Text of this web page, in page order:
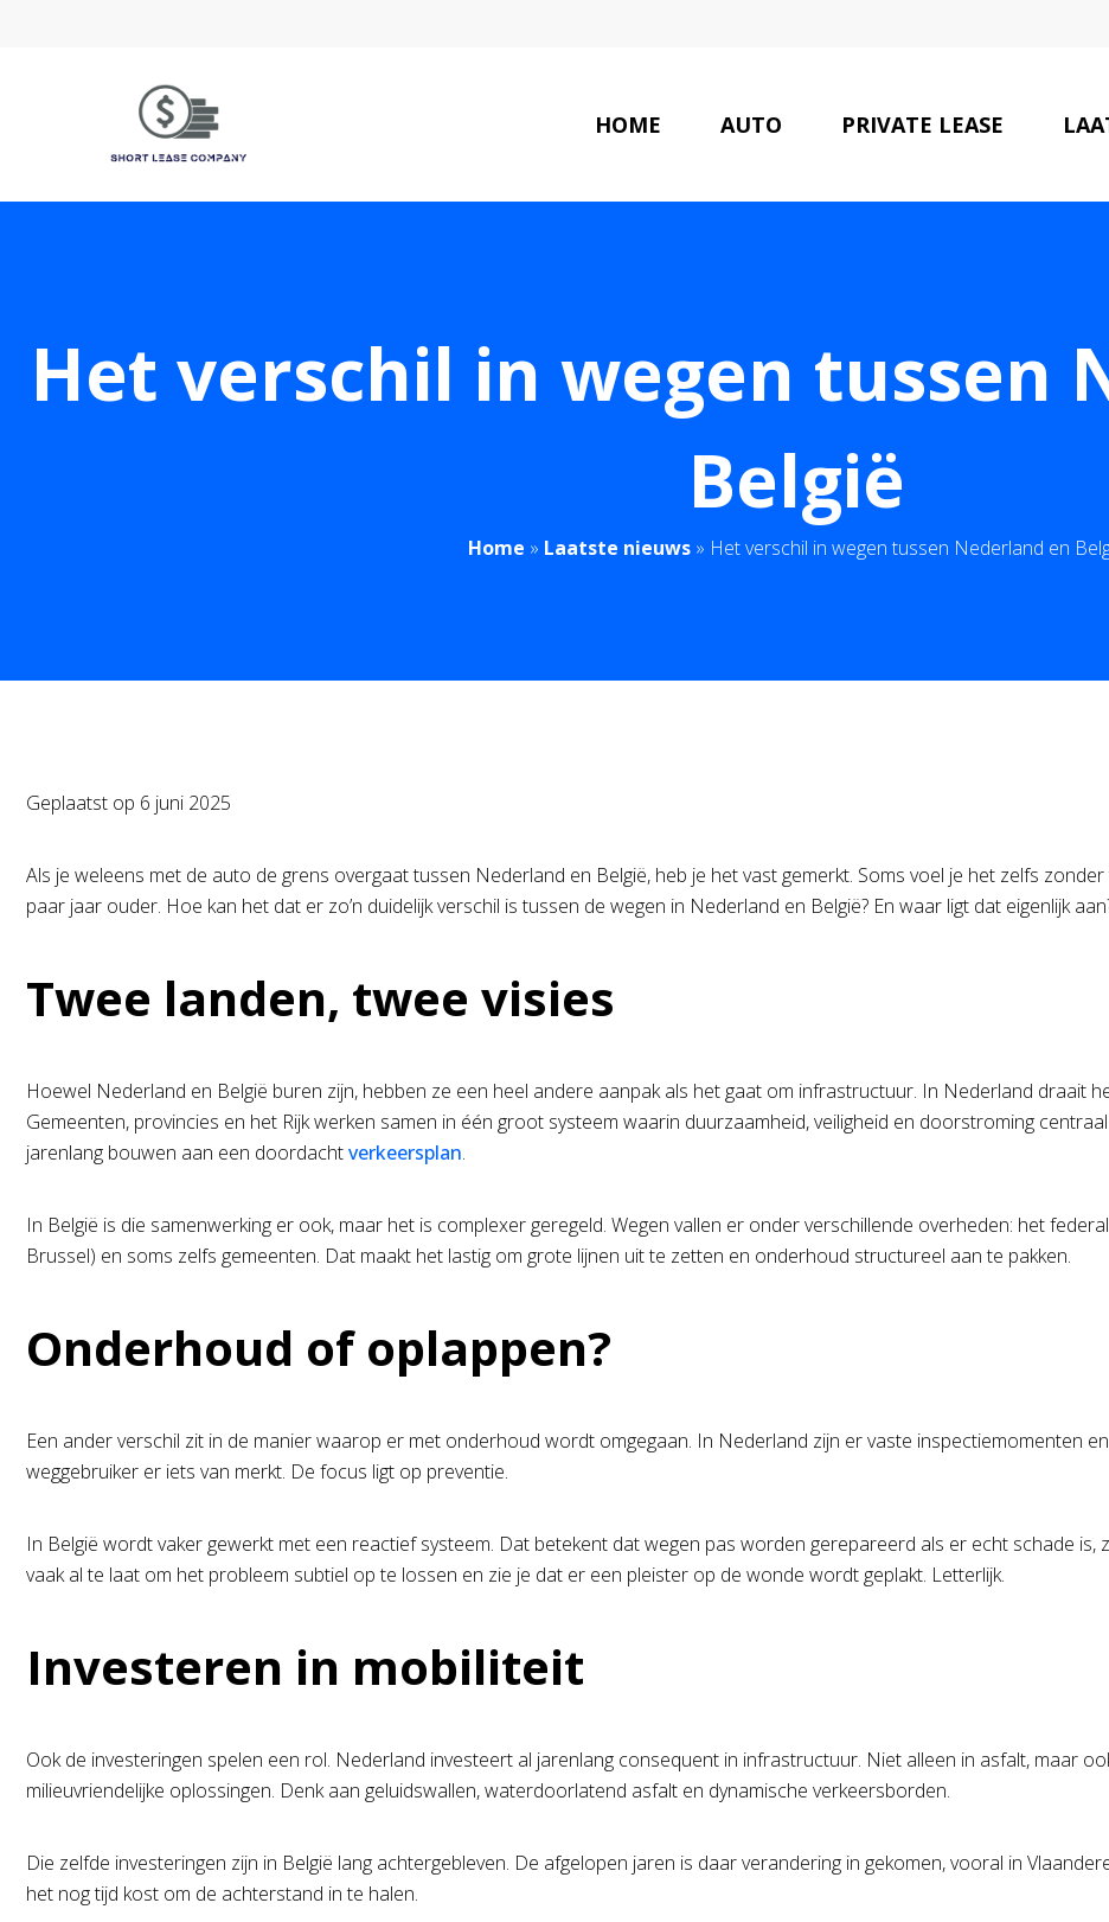
HOME AUTO PRIVATE LEASE
Het verschil in wegen tussen
België
Home » Laatste nieuws» Het verschil in wegen tussen Nederland en
Geplaatst op 6 juni 2025
Als je weleens met de auto de grens overgaat tussen Nederland en België, heb je het vast gemerkt. Soms voel je het zelfs
paar jaar ouder. Hoe kan het dat er zo’n duidelijk verschil is tussen de wegen in Nederland en België? En waar ligt dat eigenlijk
Twee landen, twee visies
Hoewel Nederland en België buren zijn, hebben ze een heel andere aanpak als het gaat om infrastructuur. In Nederland draait
Gemeenten, provincies en het Rijk werken samen in één groot systeem waarin duurzaamheid, veiligheid en doorstroming
jarenlang bouwen aan een doordachtverkeersplan.
In België is die samenwerking er ook, maar het is complexer geregeld. Wegen vallen er onder verschillende overheden: het
Brussel) en soms zelfs gemeenten. Dat maakt het lastig om grote lijnen uit te zetten en onderhoud structureel aan te pakken.
Onderhoud of oplappen?
Een ander verschil zit in de manier waarop er met onderhoud wordt omgegaan. In Nederland zijn er vaste inspectiemomenten
weggebruiker er iets van merkt. De focus ligt op preventie.
In België wordt vaker gewerkt met een reactief systeem. Dat betekent dat wegen pas worden gerepareerd als er echt schade is,
vaak al te laat om het probleem subtiel op te lossen en zie je dat er een pleister op de wonde wordt geplakt. Letterlijk.
Investeren in mobiliteit
Ook de investeringen spelen een rol. Nederland investeert al jarenlang consequent in infrastructuur. Niet alleen in asfalt, maar
milieuvriendelijke oplossingen. Denk aan geluidswallen, waterdoorlatend asfalt en dynamische verkeersborden.
Die zelfde investeringen zijn in België lang achtergebleven. De afgelopen jaren is daar verandering in gekomen, vooral in
het nog tijd kost om de achterstand in te halen.